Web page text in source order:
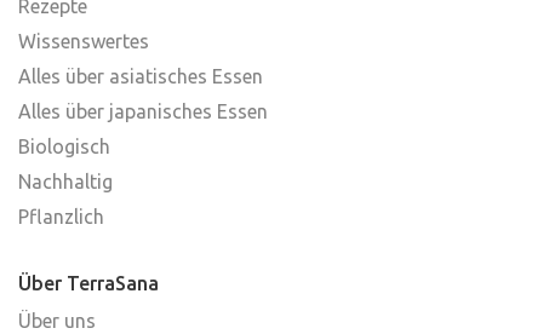
Rezepte
Wissenswertes
Alles über asiatisches Essen
Alles über japanisches Essen
Biologisch
Nachhaltig
Pflanzlich
Über TerraSana
Über uns